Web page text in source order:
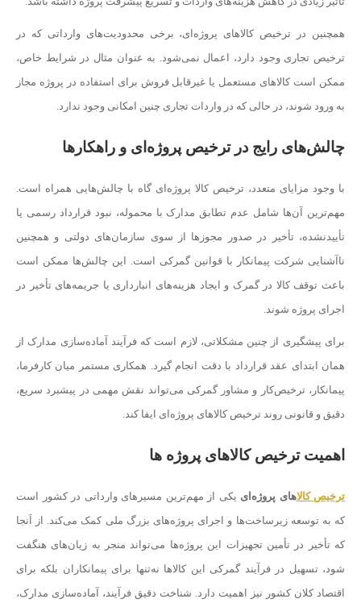
همچنین در ترخیص کالاهای پروژه‌ای، برخی محدودیت‌های وارداتی که در
ترخیص تجاری وجود دارد، اعمال نمی‌شود. به عنوان مثال در شرایط خاص،
ممکن است کالاهای مستعمل یا غیرقابل فروش برای استفاده در پروژه مجاز
به ورود شوند، در حالی که در واردات تجاری چنین امکانی وجود ندارد.
چالش‌های رایج در ترخیص پروژه‌ای و راهکارها
با وجود مزایای متعدد، ترخیص کالا پروژه‌ای گاه با چالش‌هایی همراه است.
مهم‌ترین آن‌ها شامل عدم تطابق مدارک با محموله، نبود قرارداد رسمی یا
تأییدنشده، تأخیر در صدور مجوزها از سوی سازمان‌های دولتی و همچنین
ناآشنایی شرکت پیمانکار با قوانین گمرکی است. این چالش‌ها ممکن است
باعث توقف کالا در گمرک و ایجاد هزینه‌های انبارداری یا جریمه‌های تأخیر در
اجرای پروژه شوند.
برای پیشگیری از چنین مشکلاتی، لازم است که فرآیند آماده‌سازی مدارک از
همان ابتدای عقد قرارداد با دقت انجام گیرد. همکاری مستمر میان کارفرما،
پیمانکار، ترخیص‌کار و مشاور گمرکی می‌تواند نقش مهمی در پیشبرد سریع،
دقیق و قانونی روند ترخیص کالاهای پروژه‌ای ایفا کند.
اهمیت ترخیص کالاهای پروژه ها
ترخیص کالاهای پروژه‌ای یکی از مهم‌ترین مسیرهای وارداتی در کشور است
که به توسعه زیرساخت‌ها و اجرای پروژه‌های بزرگ ملی کمک می‌کند. از آنجا
که تأخیر در تأمین تجهیزات این پروژه‌ها می‌تواند منجر به زیان‌های هنگفت
شود، تسهیل در فرآیند گمرکی این کالاها نه‌تنها برای پیمانکاران بلکه برای
اقتصاد کلان کشور نیز اهمیت دارد. شناخت دقیق فرآیند، آماده‌سازی مدارک،